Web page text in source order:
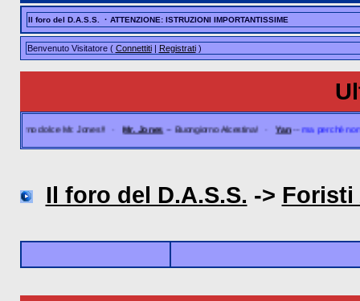
Il foro del D.A.S.S. · ATTENZIONE: ISTRUZIONI IMPORTANTISSIME
Benvenuto Visitatore ( Connettiti| Registrati)
dolce Mr. Jones!!·Mr. Jones --Buongiorno Alcestina!·Yan -- ma perchè non
Il foro del D.A.S.S. ->